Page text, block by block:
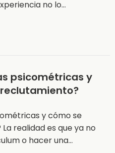
no lo…
psicométricas y
y cómo se
realidad es que ya no
o hacer una…